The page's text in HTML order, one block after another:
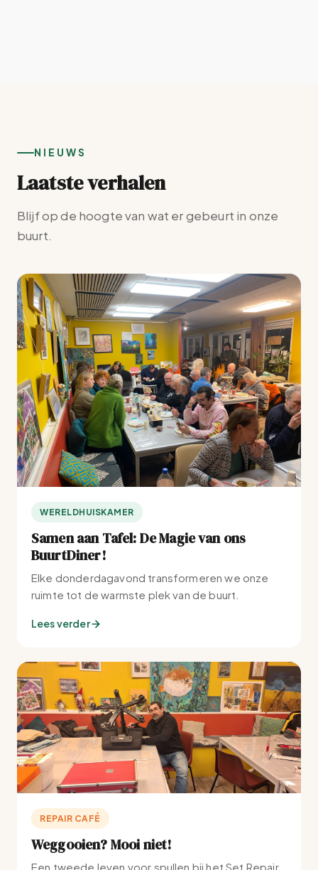
NIEUWS
Laatste verhalen
Blijf op de hoogte van wat er gebeurt in onze
buurt.
WERELDHUISKAMER
Samen aan Tafel: De Magie van ons
BuurtDiner!
Elke donderdagavond transformeren we onze
ruimte tot de warmste plek van de buurt.
Lees verder
REPAIR CAFÉ
Weggooien? Mooi niet!
Een tweede leven voor spullen bij het Set Repair